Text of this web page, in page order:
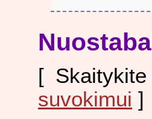
Nuostaba
[ Skaitykite
suvokimui ]